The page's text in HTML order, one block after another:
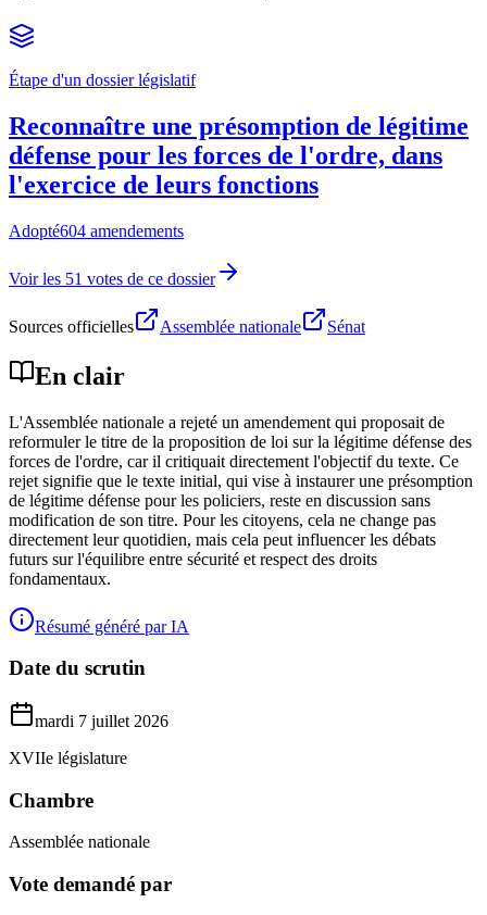
Étape d'un dossier législatif
Reconnaître une présomption de légitime
défense pour les forces de l'ordre, dans
l'exercice de leurs fonctions
Adopté604 amendements
Voir les 51 votes de ce dossier
Sources officielles Assemblée nationale Sénat
En clair
L'Assemblée nationale a rejeté un amendement qui proposait de
reformuler le titre de la proposition de loi sur la légitime défense des
forces de l'ordre, car il critiquait directement l'objectif du texte. Ce
rejet signifie que le texte initial, qui vise à instaurer une présomption
de légitime défense pour les policiers, reste en discussion sans
modification de son titre. Pour les citoyens, cela ne change pas
directement leur quotidien, mais cela peut influencer les débats
futurs sur l'équilibre entre sécurité et respect des droits
fondamentaux.
Résumé généré par IA
Date du scrutin
mardi 7 juillet 2026
XVIIe législature
Chambre
Assemblée nationale
Vote demandé par